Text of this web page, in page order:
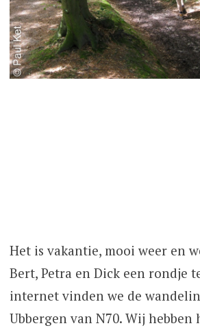
Het is vakantie, mooi weer en
Bert, Petra en Dick een rondje
internet vinden we de
Ubbergen van N70. Wij hebben